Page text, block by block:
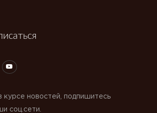
курсе новостей, подпишитесь
соц.сети.